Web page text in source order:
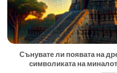
Сънувате ли появата на
символиката на